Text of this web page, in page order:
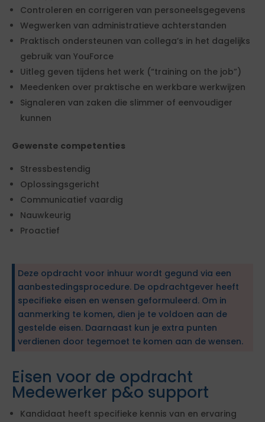
Controleren en corrigeren van personeelsgegevens
Wegwerken van administratieve achterstanden
Praktisch ondersteunen van collega’s in het dagelijks
gebruik van YouForce
Uitleg geven tijdens het werk (“training on the job”)
Meedenken over praktische en werkbare werkwijzen
Signaleren van zaken die slimmer of eenvoudiger
kunnen
Gewenste competenties
Stressbestendig
Oplossingsgericht
Communicatief vaardig
Nauwkeurig
Proactief
Deze opdracht voor inhuur wordt gegund via een
aanbestedingsprocedure. De opdrachtgever heeft
specifieke eisen en wensen geformuleerd. Om in
aanmerking te komen, dien je te voldoen aan de
gestelde eisen. Daarnaast kun je extra punten
verdienen door tegemoet te komen aan de wensen.
Eisen voor de opdracht
Medewerker p&o support
Kandidaat heeft specifieke kennis van en ervaring